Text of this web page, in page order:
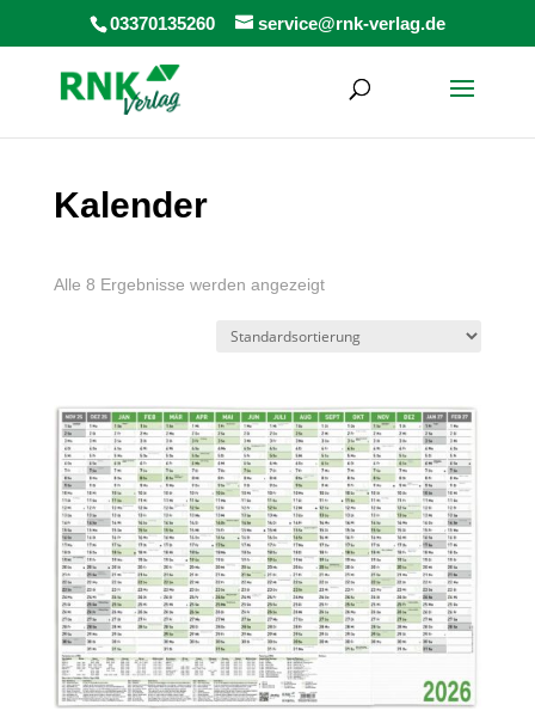
03370135260 service@rnk-verlag.de
Kalender
Alle 8 Ergebnisse werden angezeigt